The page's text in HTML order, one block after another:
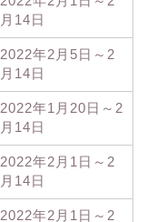
月14日
2022年2月5日～2
月14日
2022年1月20日～2
月14日
2022年2月1日～2
月14日
2022年2月1日～2